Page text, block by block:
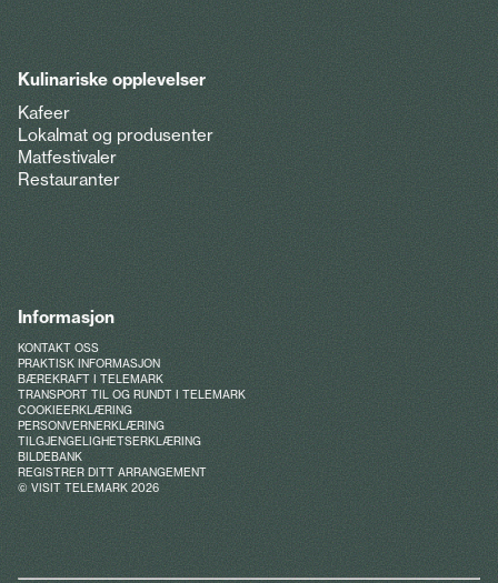
Kulinariske opplevelser
Kafeer
Lokalmat og produsenter
Matfestivaler
Restauranter
Informasjon
KONTAKT OSS
PRAKTISK INFORMASJON
BÆREKRAFT I TELEMARK
TRANSPORT TIL OG RUNDT I TELEMARK
COOKIEERKLÆRING
PERSONVERNERKLÆRING
TILGJENGELIGHETSERKLÆRING
BILDEBANK
REGISTRER DITT ARRANGEMENT
© VISIT TELEMARK 2026